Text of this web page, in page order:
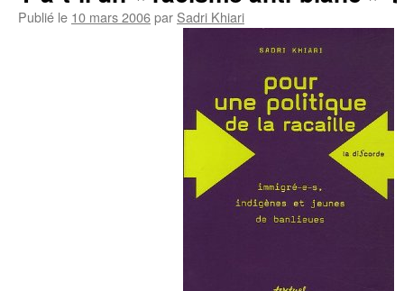
Publié le 10 mars 2006par Sadri Khiari